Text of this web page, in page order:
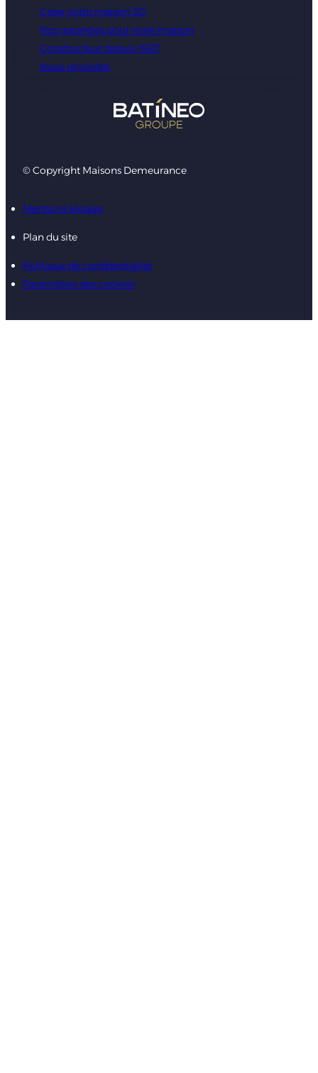
Créer votre maison 3D
Nos garanties pour votre maison
Constructeur depuis 1987
Nous rejoindre
© Copyright Maisons Demeurance
Mentions légales
Plan du site
Politique de confidentialité
Paramètres des cookies